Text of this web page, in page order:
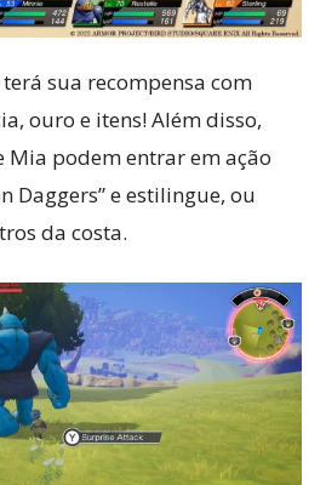
sua recompensa com
ouro e itens! Além disso,
Mia podem entrar em ação
Daggers” e estilingue, ou
da costa.